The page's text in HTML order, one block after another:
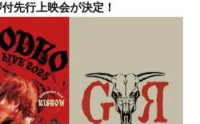
先行上映会が決定！